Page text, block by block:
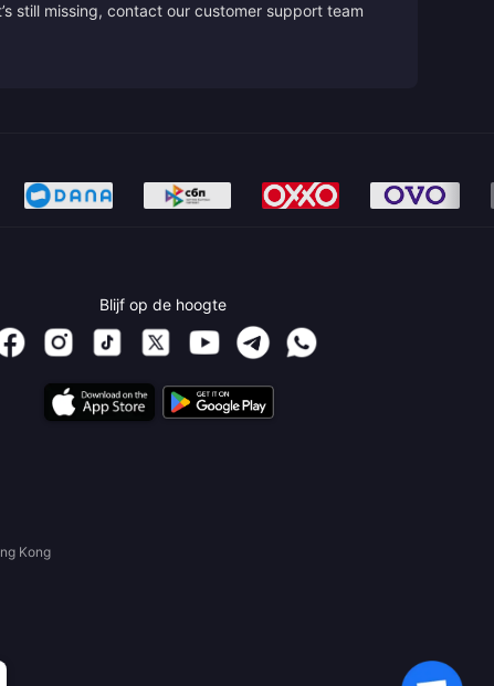
still missing, contact our customer support team
Blijf op de hoogte
Kong